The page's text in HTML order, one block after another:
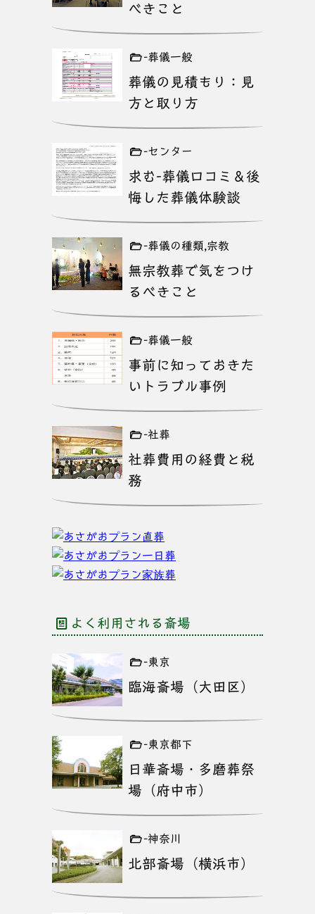
べきこと
-葬儀一般
葬儀の見積もり：見
方と取り方
-センター
求む-葬儀口コミ＆後
悔した葬儀体験談
-葬儀の種類,宗教
無宗教葬で気をつけ
るべきこと
-葬儀一般
事前に知っておきた
いトラブル事例
-社葬
社葬費用の経費と税
務
よく利用される斎場
-東京
臨海斎場（大田区）
-東京都下
日華斎場・多磨葬祭
場（府中市）
-神奈川
北部斎場（横浜市）